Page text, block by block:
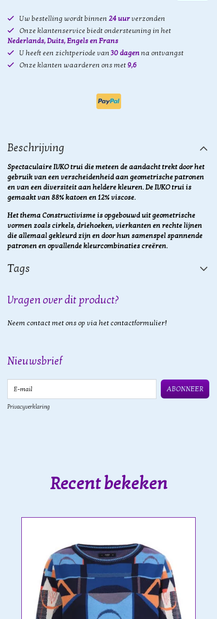
Uw bestelling wordt binnen 24 uurverzonden
Onze klantenservice biedt ondersteuning in het
Nederlands, Duits, Engels en Frans
U heeft een zichtperiode van30 dagenna ontvangst
Onze klanten waarderen ons met 9,6
Beschrijving
Spectaculaire IVKO trui die meteen de aandacht trekt door het
gebruik van een verscheidenheid aan geometrische patronen
en van een diversiteit aan heldere kleuren. De IVKO trui is
gemaakt van 88% katoen en 12% viscose.
Het thema Constructivisme is opgebouwd uit geometrische
vormen zoals cirkels, driehoeken, vierkanten en rechte lijnen
die allemaal gekleurd zijn en door hun samenspel spannende
patronen en opvallende kleurcombinaties creëren.
Tags
Vragen over dit product?
Neem contact met ons op via het contactformulier!
Nieuwsbrief
ABONNEER
Privacyverklaring
Recent bekeken